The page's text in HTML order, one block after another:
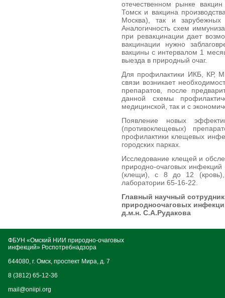
отечественном рынке
Томск и вакцина
Москва), так и зарубежных
Аналогичность схем
при ревакцинации дает
вакцинации нужно
вакцины с интервалом 1
выезда в природный очаг.
Для профилактики ИКБ, КР,
связи возникает
препаратов, после
данной схемы
медицинской, так и с
Появление новых
(противоклещевых)
профилактики клещевых
городских парках.
Исследование клещей и
природно-очаговых
(клещи), с 8 до 12 (кровь),
лаборатории 65-16-22.
Главный научный
природноочаговых
д.м.н. С.А.Рудакова
ФБУН «Омский НИИ природно-очаговых
инфекций» Роспотребнадзора
644080, г. Омск, проспект Мира, д. 7
8 (3812) 65-12-36
mail@oniipi.org